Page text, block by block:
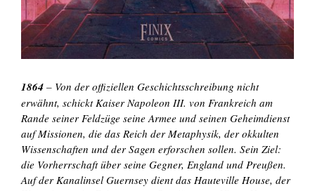
1864 – Von der offiziellen Geschichtsschreibung nicht
erwähnt, schickt Kaiser Napoleon III. von Frankreich am
Rande seiner Feldzüge seine Armee und seinen Geheimdienst
auf Missionen, die das Reich der Metaphysik, der okkulten
Wissenschaften und der Sagen erforschen sollen. Sein Ziel:
die Vorherrschaft über seine Gegner, England und Preußen.
Auf der Kanalinsel Guernsey dient das Hauteville House, der